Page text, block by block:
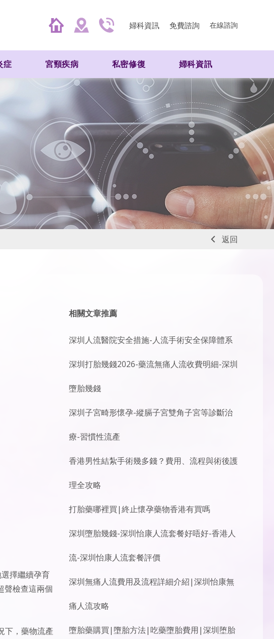
婦科資訊 免費諮詢 在線諮詢
症 宮頸疾病 私密修復 婦科資訊
返回
擇繼續孕育
聲檢查這兩個
下，藥物流產
相關文章推薦
深圳人流醫院安全措施-人流手術安全保障體系
深圳打胎幾錢2026-藥流無痛人流收費明細-深圳
墮胎幾錢
深圳子宮畸形懷孕-縱膈子宮雙角子宮等診斷治
療-習慣性流產
香港男性結紮手術幾多錢？費用、流程與術後護
理全攻略
打胎藥哪裡買|終止懷孕藥物香港有買嗎
深圳墮胎幾錢-深圳怡康人流套餐好唔好-香港人
流-深圳怡康人流套餐評價
深圳無痛人流費用及流程詳細介紹|深圳怡康無
痛人流攻略
墮胎藥購買|墮胎方法|吃藥墮胎費用|深圳堕胎